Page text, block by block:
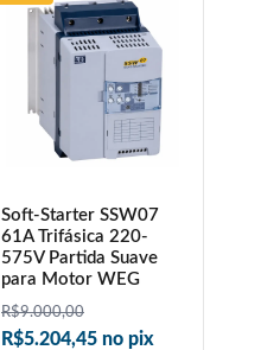
Soft-Starter SSW07
61A Trifásica 220-
575V Partida Suave
para Motor WEG
R$9.000,00
R$5.204,45 no pix